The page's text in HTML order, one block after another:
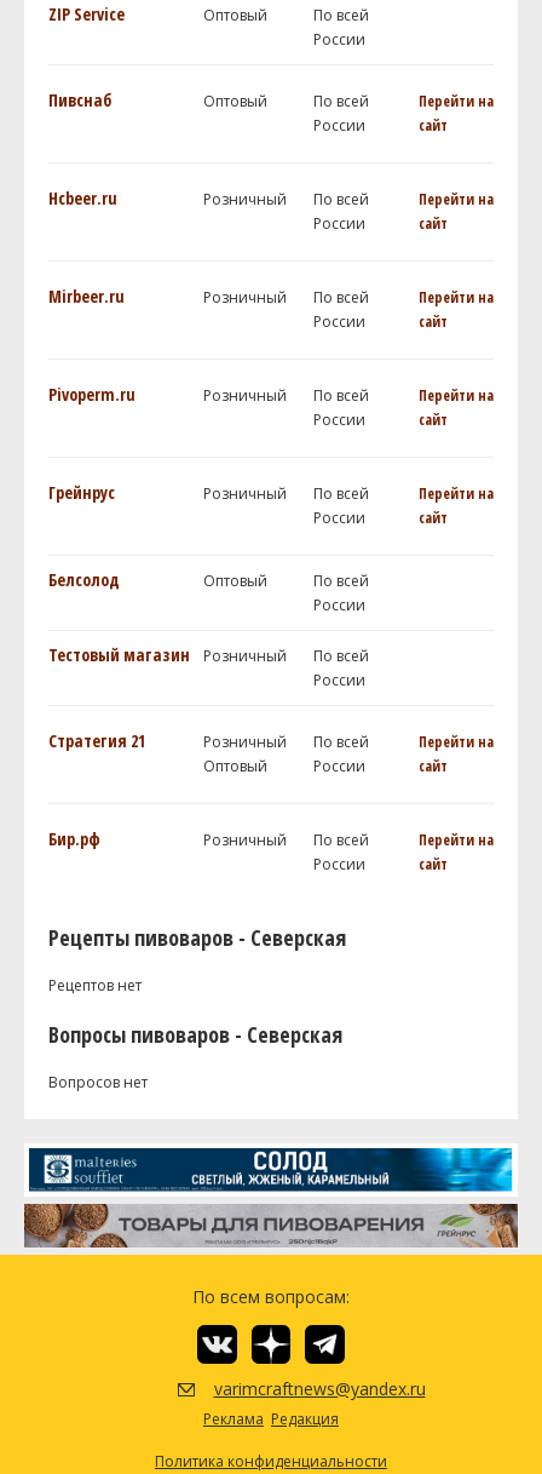
ZIP Service Оптовый
По всей
России
Пивснаб Оптовый
По всей
России
Перейти на
сайт
Hcbeer.ru Розничный
По всей
России
Перейти на
сайт
Mirbeer.ru Розничный
По всей
России
Перейти на
сайт
Pivoperm.ru Розничный
По всей
России
Перейти на
сайт
Грейнрус Розничный
По всей
России
Перейти на
сайт
Белсолод Оптовый
По всей
России
Тестовый магазин Розничный
По всей
России
Стратегия 21
Розничный
Оптовый
По всей
России
Перейти на
сайт
Бир.рф Розничный
По всей
России
Перейти на
сайт
Рецепты пивоваров - Северская
Рецептов нет
Вопросы пивоваров - Северская
Вопросов нет
По всем вопросам:
varimcraftnews@yandex.ru
Реклама Редакция
Политика конфиденциальности